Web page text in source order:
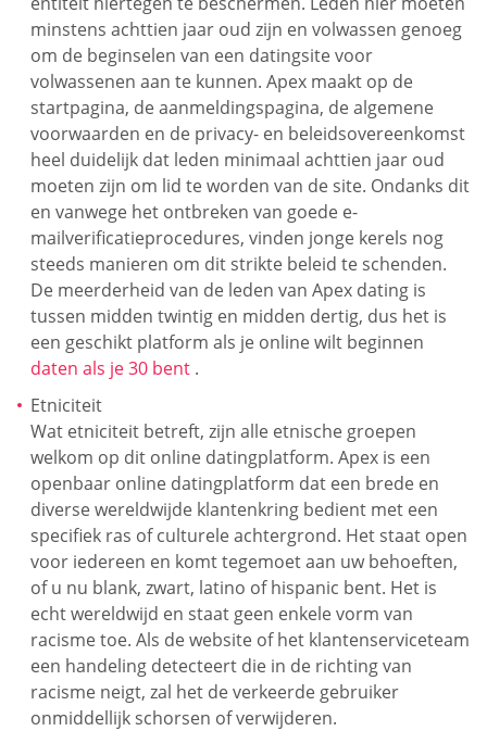
minstens achttien jaar oud zijn en volwassen genoeg
om de beginselen van een datingsite voor
volwassenen aan te kunnen. Apex maakt op de
startpagina, de aanmeldingspagina, de algemene
voorwaarden en de privacy- en beleidsovereenkomst
heel duidelijk dat leden minimaal achttien jaar oud
moeten zijn om lid te worden van de site. Ondanks dit
en vanwege het ontbreken van goede e-
mailverificatieprocedures, vinden jonge kerels nog
steeds manieren om dit strikte beleid te schenden.
De meerderheid van de leden van Apex dating is
tussen midden twintig en midden dertig, dus het is
een geschikt platform als je online wilt beginnen
daten als je 30 bent .
Etniciteit
Wat etniciteit betreft, zijn alle etnische groepen
welkom op dit online datingplatform. Apex is een
openbaar online datingplatform dat een brede en
diverse wereldwijde klantenkring bedient met een
specifiek ras of culturele achtergrond. Het staat open
voor iedereen en komt tegemoet aan uw behoeften,
of u nu blank, zwart, latino of hispanic bent. Het is
echt wereldwijd en staat geen enkele vorm van
racisme toe. Als de website of het klantenserviceteam
een handeling detecteert die in de richting van
racisme neigt, zal het de verkeerde gebruiker
onmiddellijk schorsen of verwijderen.